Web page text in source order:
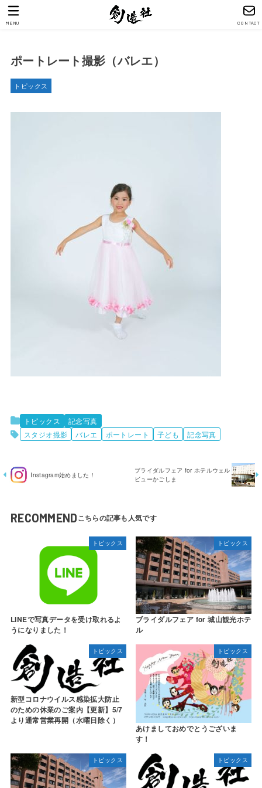
CONTACT
MENU
ポートレート撮影（バレエ）
トピックス
トピックス
記念写真
スタジオ撮影
バレエ ポートレート 子ども 記念写真
Instagram始めました！
ブライダルフェア for ホテルウェル
ビューかごしま
RECOMMEND
トピックス
LINEで写真データを受け取れるよ
うになりました！
トピックス
ブライダルフェア for 城山観光ホテ
ル
トピックス
新型コロナウイルス感染拡大防止
のための休業のご案内【更新】5/7
より通常営業再開（水曜日除く）
トピックス
あけましておめでとうございま
す！
トピックス トピックス